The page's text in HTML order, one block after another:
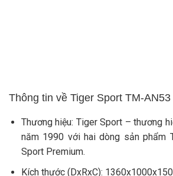
Thông tin về Tiger Sport TM-AN53
Thương hiệu: Tiger Sport – thương
năm 1990 với hai dòng sản phẩm
Sport Premium.
Kích thước (DxRxC):